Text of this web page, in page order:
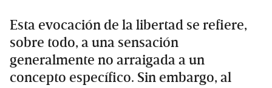
Esta evocación de la libertad se refiere,
sobre todo, a una sensación
generalmente no arraigada a un
concepto específico. Sin embargo, al